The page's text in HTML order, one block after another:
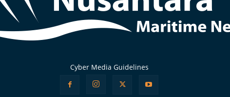
Cyber Media Guidelines